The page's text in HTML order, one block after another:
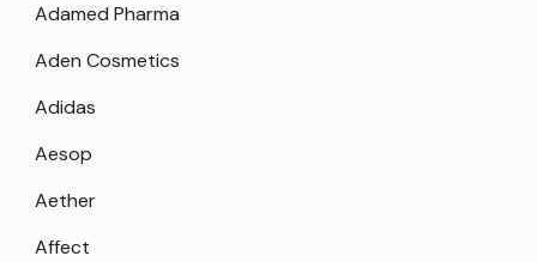
Adamed Pharma
Aden Cosmetics
Adidas
Aesop
Aether
Affect